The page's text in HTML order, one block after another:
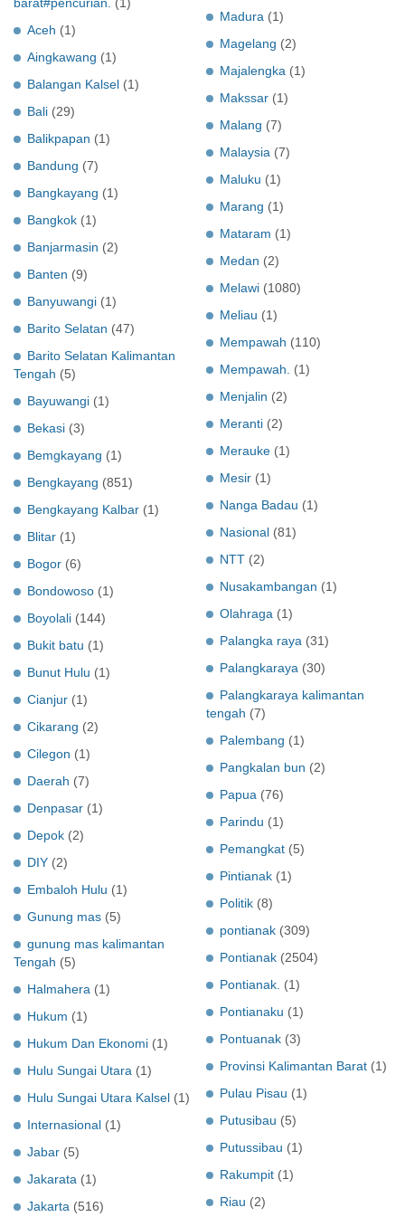
Aceh (1)
Aingkawang (1)
Balangan Kalsel (1)
Bali (29)
Balikpapan (1)
Bandung (7)
Bangkayang (1)
Bangkok (1)
Banjarmasin (2)
Banten (9)
Banyuwangi (1)
Barito Selatan (47)
Barito Selatan Kalimantan
Tengah (5)
Bayuwangi (1)
Bekasi (3)
Bemgkayang (1)
Bengkayang (851)
Bengkayang Kalbar (1)
Blitar (1)
Bogor (6)
Bondowoso (1)
Boyolali (144)
Bukit batu (1)
Bunut Hulu (1)
Cianjur (1)
Cikarang (2)
Cilegon (1)
Daerah (7)
Denpasar (1)
Depok (2)
DIY (2)
Embaloh Hulu (1)
Gunung mas (5)
gunung mas kalimantan
Tengah (5)
Halmahera (1)
Hukum (1)
Hukum Dan Ekonomi (1)
Hulu Sungai Utara (1)
Hulu Sungai Utara Kalsel (1)
Internasional (1)
Jabar (5)
Jakarata (1)
Jakarta (516)
Madura (1)
Magelang (2)
Majalengka (1)
Makssar (1)
Malang (7)
Malaysia (7)
Maluku (1)
Marang (1)
Mataram (1)
Medan (2)
Melawi (1080)
Meliau (1)
Mempawah (110)
Mempawah.
(1)
Menjalin (2)
Meranti (2)
Merauke (1)
Mesir (1)
Nanga Badau (1)
Nasional (81)
NTT (2)
Nusakambangan (1)
Olahraga (1)
Palangka raya (31)
Palangkaraya (30)
Palangkaraya kalimantan
tengah (7)
Palembang (1)
Pangkalan bun (2)
Papua (76)
Parindu (1)
Pemangkat (5)
Pintianak (1)
Politik (8)
pontianak (309)
Pontianak (2504)
Pontianak. (1)
Pontianaku (1)
Pontuanak (3)
Provinsi Kalimantan Barat (1)
Pulau Pisau (1)
Putusibau (5)
Putussibau (1)
Rakumpit (1)
Riau (2)